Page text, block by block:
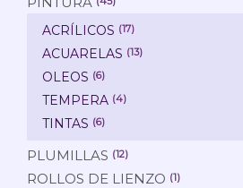
ACRÍLICOS (17)
ACUARELAS (13)
OLEOS (6)
TEMPERA (4)
TINTAS (6)
PLUMILLAS (12)
ROLLOS DE LIENZO (1)